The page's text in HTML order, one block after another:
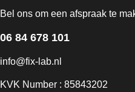
Bel ons om een afspraak te
06 84 678 101
info@fix-lab.nl
KVK Number : 85843202